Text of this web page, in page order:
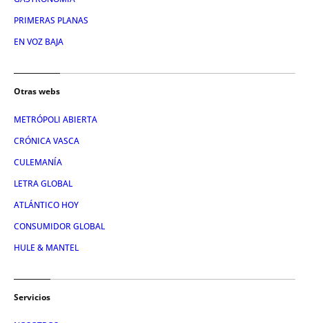
PRIMERAS PLANAS
EN VOZ BAJA
Otras webs
METRÓPOLI ABIERTA
CRÓNICA VASCA
CULEMANÍA
LETRA GLOBAL
ATLÁNTICO HOY
CONSUMIDOR GLOBAL
HULE & MANTEL
Servicios